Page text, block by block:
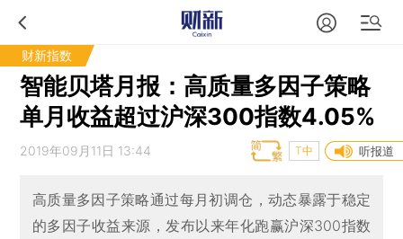
财新指数
智能贝塔月报：高质量多因子策略
单月收益超过沪深300指数4.05%
2019年09月11日 13:44 听报道
T中
高质量多因子策略通过每月初调仓，动态暴露于稳定
的多因子收益来源，发布以来年化跑赢沪深300指数